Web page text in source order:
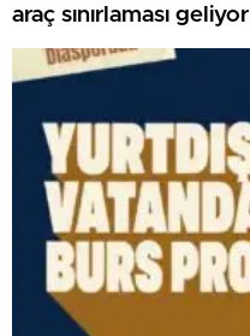
araç sınırlaması geliyor